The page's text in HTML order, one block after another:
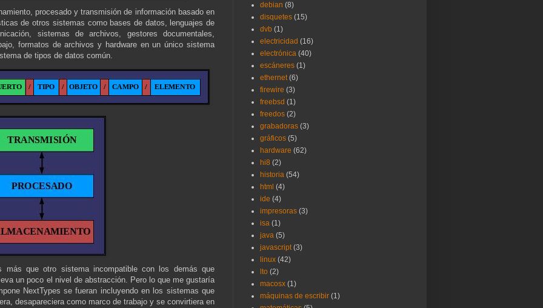
procesado y transmisión de información basado en
de otros sistemas como bases de datos, lenguajes de
sistemas de archivos, gestores documentales,
formatos de archivos y hardware en un único sistema
de tipos de datos común.
más que otro sistema incompatible con los demás que
un poco el nivel de abstracción. Pero lo que me gustaría
NextTypes se fueran incluyendo en los sistemas que
desapareciera como marco de trabajo y se convirtiera en
debian (8)
disquetes (15)
dvb (1)
electricidad (16)
electrónica (40)
escáneres (1)
ethernet (6)
firewire (3)
freebsd (1)
freedos (2)
grabadoras (3)
gráficos (5)
hardware (62)
hi8 (2)
historia (54)
html (4)
ide (4)
impresoras (3)
isa (1)
java (5)
javascript (3)
linux (42)
lto (2)
macosx (1)
máquinas de escribir (1)